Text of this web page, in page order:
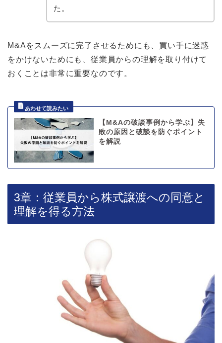
た。
M&Aをスムーズに完了させるためにも、買い手に迷惑
をかけないためにも、従業員からの理解を取り付けて
おくことは非常に重要なのです。
【M&Aの破談事例から学ぶ】失
敗の原因と破談を防ぐポイント
を解説
3章：従業員から株式譲渡への同意と
理解を得る方法